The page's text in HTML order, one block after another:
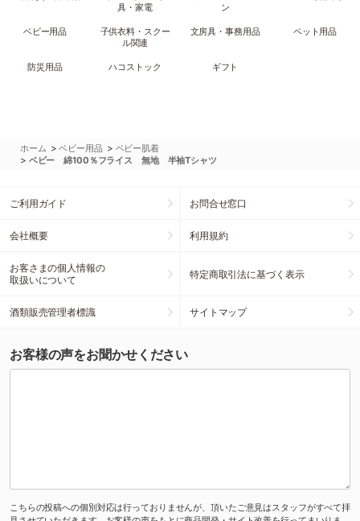
具・家電
ン
ベビー用品
子供衣料・スクー
ル関連
文房具・事務用品 ペット用品
防災用品 ハコストック ギフト
ホーム >ベビー用品 > ベビー肌着
> ベビー 綿100％フライス 無地 半袖Tシャツ
ご利用ガイド お問合せ窓口
会社概要 利用規約
お客さまの個人情報の
取扱いについて
特定商取引法に基づく表示
酒類販売管理者標識 サイトマップ
お客様の声をお聞かせください
こちらの投稿への個別対応は行っておりませんが、頂いたご意見はスタッフがすべて拝